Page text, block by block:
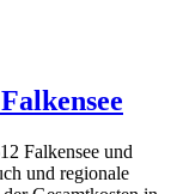
Falkensee und
und regionale